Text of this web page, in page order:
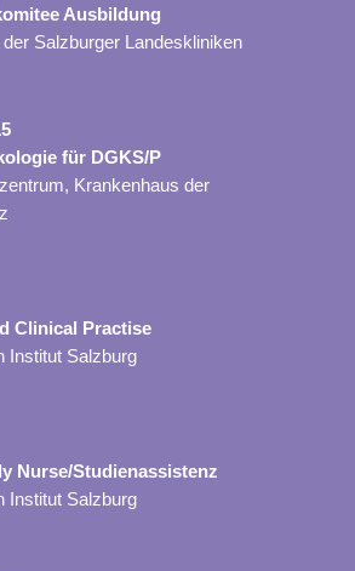
Ausbildung
Salzburger Landeskliniken
für DGKS/P
Krankenhaus der
Clinical Practise
Institut Salzburg
Nurse/Studienassistenz
Institut Salzburg